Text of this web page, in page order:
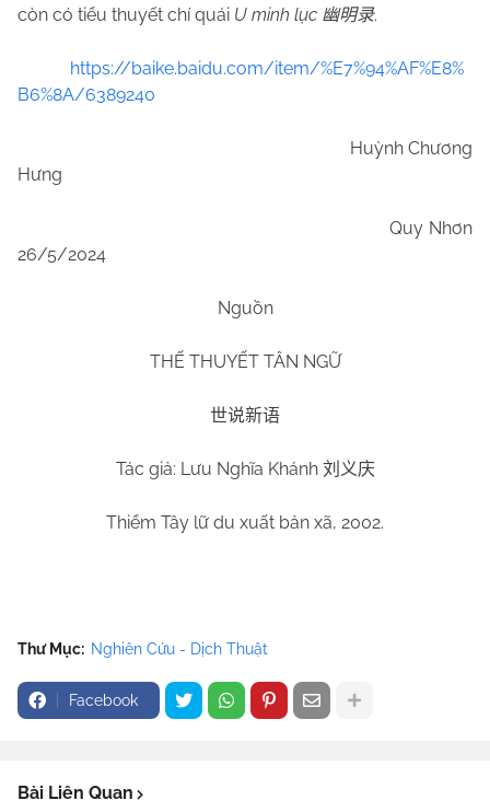
còn có tiểu thuyết chí quái U minh lục 幽明录.
https://baike.baidu.com/item/%E7%94%AF%E8%
B6%8A/6389240
Huỳnh Chương
Hưng
Quy Nhơn
26/5/2024
Nguồn
THẾ THUYẾT TÂN NGỮ
世说新语
Tác giả: Lưu Nghĩa Khánh 刘义庆
Thiểm Tây lữ du xuất bản xã, 2002.
Thư Mục: Nghiên Cứu - Dịch Thuật
Facebook
Bài Liên Quan